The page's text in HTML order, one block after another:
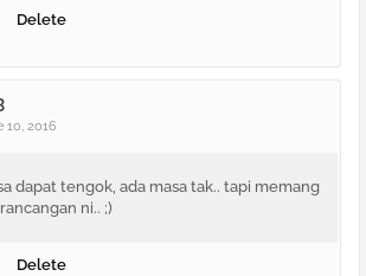
Delete
10, 2016
dapat tengok, ada masa tak.. tapi memang
ni.. ;)
Delete